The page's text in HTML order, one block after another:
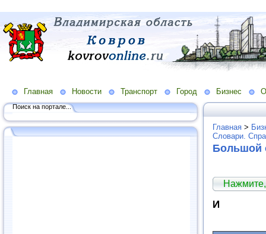
Главная Новости Транспорт Город Бизнес
Поиск на портале...
Главная >
Словари.
Большой
И